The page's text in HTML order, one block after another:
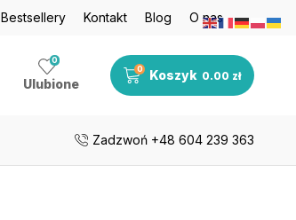
Zobacz teraz Darmowa
Bestsellery Kontakt Blog O nas
0
Ulubione
0 Koszyk 0.00 zł
Zadzwoń +48 604 239 363